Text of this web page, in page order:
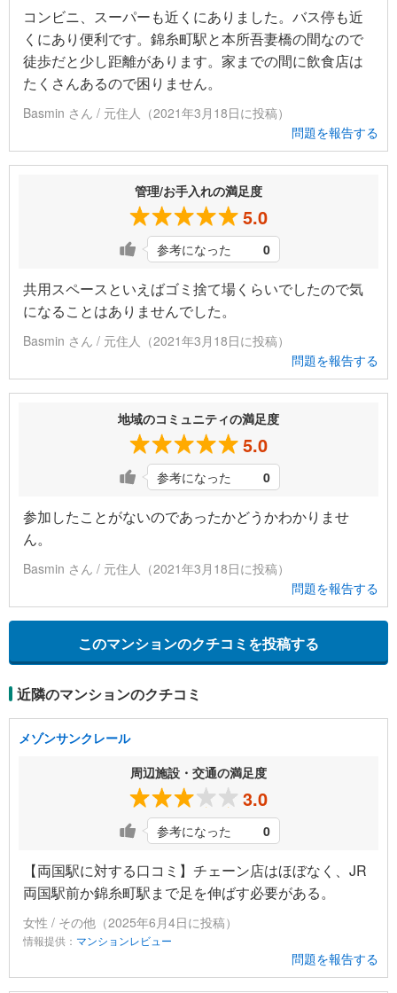
コンビニ、スーパーも近くにありました。バス停も近
くにあり便利です。錦糸町駅と本所吾妻橋の間なので
徒歩だと少し距離があります。家までの間に飲食店は
たくさんあるので困りません。
Basmin さん / 元住人（2021年3月18日に投稿）
問題を報告する
管理/お手入れの満足度
5.0
参考になった 0
共用スペースといえばゴミ捨て場くらいでしたので気
になることはありませんでした。
Basmin さん / 元住人（2021年3月18日に投稿）
問題を報告する
地域のコミュニティの満足度
5.0
参考になった 0
参加したことがないのであったかどうかわかりませ
ん。
Basmin さん / 元住人（2021年3月18日に投稿）
問題を報告する
このマンションのクチコミを投稿する
近隣のマンションのクチコミ
メゾンサンクレール
周辺施設・交通の満足度
3.0
参考になった 0
【両国駅に対する口コミ】チェーン店はほぼなく、JR
両国駅前か錦糸町駅まで足を伸ばす必要がある。
女性 / その他（2025年6月4日に投稿）
情報提供： マンションレビュー
問題を報告する